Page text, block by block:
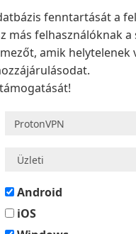
fenntartását a
más felhasználóknak
amik
Android
iOS